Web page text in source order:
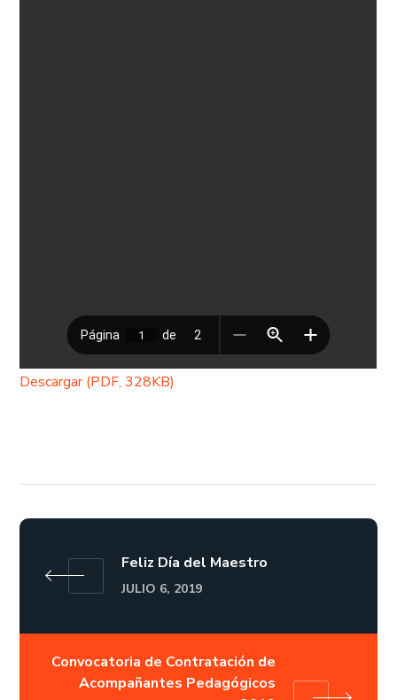
Descargar (PDF, 328KB)
Feliz Día del Maestro
JULIO 6, 2019
Convocatoria de Contratación de
Acompañantes Pedagógicos